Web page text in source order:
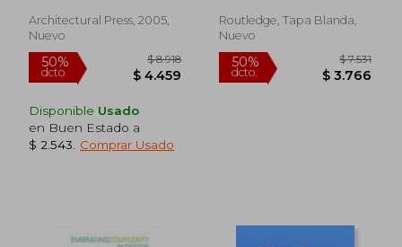
Architectural Press, 2005,
Nuevo
Disponible Usado
en Buen Estado a
$ 2.543
Comprar Usado
Inglés)
Routledge, Tapa Blanda,
Nuevo